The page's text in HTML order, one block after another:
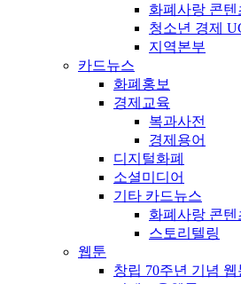
화폐사랑 콘텐
청소년 경제
지역본부
카드뉴스
화폐홍보
경제교육
복과사전
경제용어
디지털화폐
소셜미디어
기타 카드뉴스
화폐사랑 콘텐
스토리텔링
웹툰
창립 70주년 기념 웹